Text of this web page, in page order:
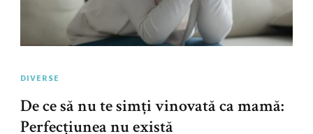
DIVERSE
De ce să nu te simți vinovată ca mamă:
Perfecțiunea nu există